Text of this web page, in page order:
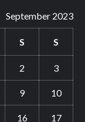
September 2023
S S
2 3
9 10
16 17